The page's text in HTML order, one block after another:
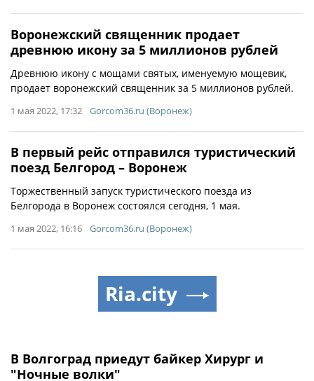
Воронежский священник продает
древнюю икону за 5 миллионов рублей
Древнюю икону с мощами святых, именуемую мощевик,
продает воронежский священник за 5 миллионов рублей.
1 мая 2022, 17:32 Gorcom36.ru (Воронеж)
В первый рейс отправился туристический
поезд Белгород – Воронеж
Торжественный запуск туристического поезда из
Белгорода в Воронеж состоялся сегодня, 1 мая.
1 мая 2022, 16:16 Gorcom36.ru (Воронеж)
В Волгоград приедут байкер Хирург и
"Ночные волки"
Ria.city